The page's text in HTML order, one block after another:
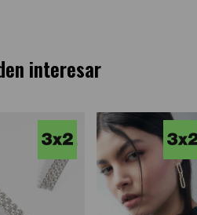
interesar